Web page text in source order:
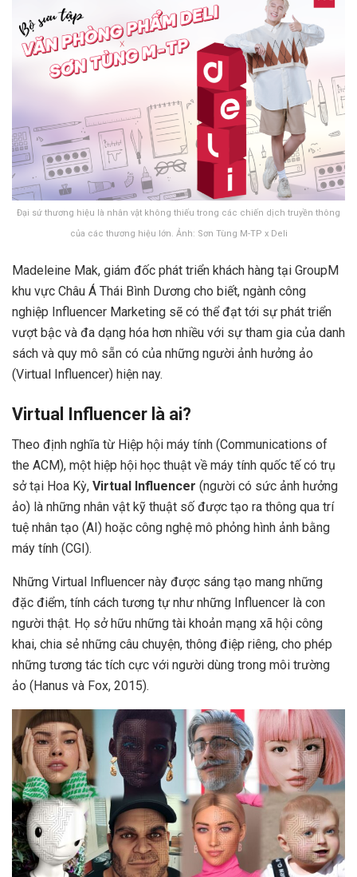
Đại sứ thương hiệu là nhân vật không thiếu trong các chiến dịch truyền thông
của các thương hiệu lớn. Ảnh: Sơn Tùng M-TP x Deli
Madeleine Mak, giám đốc phát triển khách hàng tại GroupM
khu vực Châu Á Thái Bình Dương cho biết, ngành công
nghiệp Influencer Marketing sẽ có thể đạt tới sự phát triển
vượt bậc và đa dạng hóa hơn nhiều với sự tham gia của danh
sách và quy mô sẵn có của những người ảnh hưởng ảo
(Virtual Influencer) hiện nay.
Virtual Influencer là ai?
Theo định nghĩa từ Hiệp hội máy tính (Communications of
the ACM), một hiệp hội học thuật về máy tính quốc tế có trụ
sở tại Hoa Kỳ, Virtual Influencer (người có sức ảnh hưởng
ảo) là những nhân vật kỹ thuật số được tạo ra thông qua trí
tuệ nhân tạo (AI) hoặc công nghệ mô phỏng hình ảnh bằng
máy tính (CGI).
Những Virtual Influencer này được sáng tạo mang những
đặc điểm, tính cách tương tự như những Influencer là con
người thật. Họ sở hữu những tài khoản mạng xã hội công
khai, chia sẻ những câu chuyện, thông điệp riêng, cho phép
những tương tác tích cực với người dùng trong môi trường
ảo (Hanus và Fox, 2015).